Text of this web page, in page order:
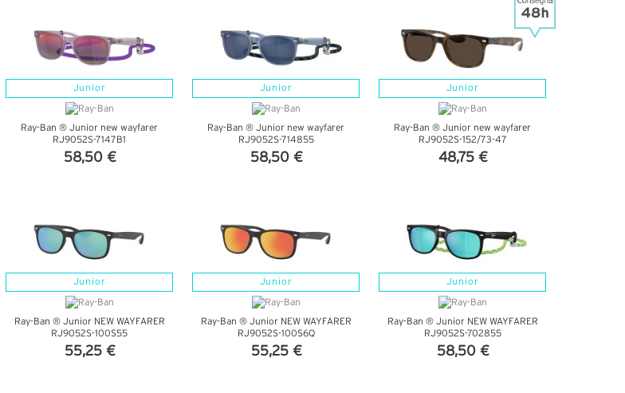
Junior
Ray-Ban ® Junior new wayfarer
RJ9052S-7147B1
58,50 €
Junior
Ray-Ban ® Junior new wayfarer
RJ9052S-714855
58,50 €
Junior
Ray-Ban ® Junior new wayfarer
RJ9052S-152/73-47
48,75 €
Junior
Ray-Ban ® Junior NEW WAYFARER
RJ9052S-100S55
55,25 €
Junior
Ray-Ban ® Junior NEW WAYFARER
RJ9052S-100S6Q
55,25 €
Junior
Ray-Ban ® Junior NEW WAYFARER
RJ9052S-702855
58,50 €